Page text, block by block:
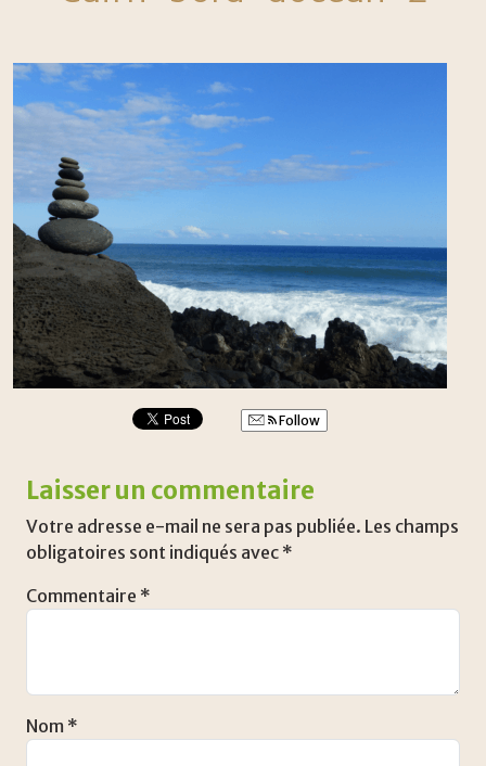
Follow
Laisser un commentaire
Votre adresse e-mail ne sera pas publiée. Les champs
obligatoires sont indiqués avec *
Commentaire *
Nom *